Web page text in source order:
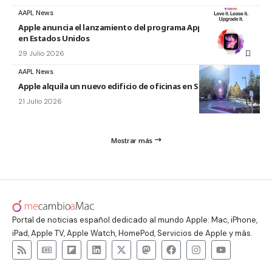
AAPL News
Apple anuncia el lanzamiento del programa Apple Upgrade
en Estados Unidos
29 Julio 2026
AAPL News
Apple alquila un nuevo edificio de oficinas en Sunnyvale
21 Julio 2026
Mostrar más
Portal de noticias español dedicado al mundo Apple: Mac, iPhone,
iPad, Apple TV, Apple Watch, HomePod, Servicios de Apple y más.